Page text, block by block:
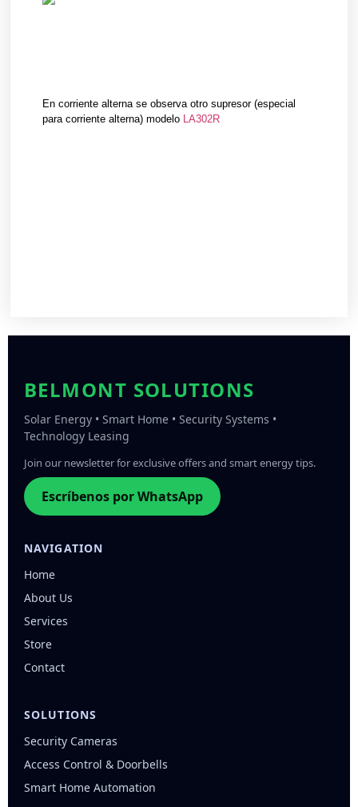
En corriente alterna se observa otro supresor (especial
para corriente alterna) modelo LA302R
BELMONT SOLUTIONS
Solar Energy • Smart Home • Security Systems •
Technology Leasing
Join our newsletter for exclusive offers and smart energy tips.
Escríbenos por WhatsApp
NAVIGATION
Home
About Us
Services
Store
Contact
SOLUTIONS
Security Cameras
Access Control & Doorbells
Smart Home Automation